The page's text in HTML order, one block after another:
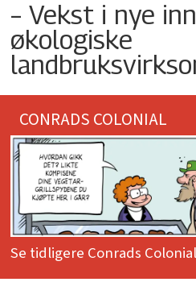
– Vekst i nye
økologiske
CONRADS COLONIAL
Se tidligere Conrads